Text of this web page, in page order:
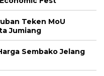
Teken MoU
Jumiang
Sembako Jelang